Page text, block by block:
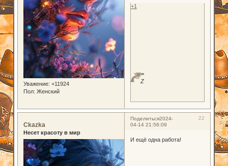
Уважение: +11924
Пол: Женский
Z
+1
Поделиться 22
2024-
04-14 21:56:09
Ckazka
Несет красоту в мир
И ещё одна работа!